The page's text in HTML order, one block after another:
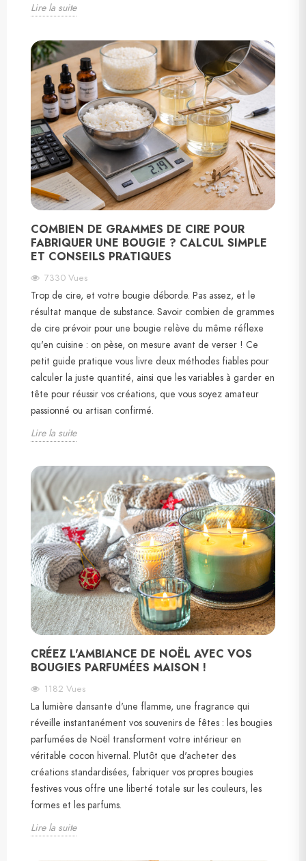
Lire la suite
COMBIEN DE GRAMMES DE CIRE POUR
FABRIQUER UNE BOUGIE ? CALCUL SIMPLE
ET CONSEILS PRATIQUES
7330 Vues
Trop de cire, et votre bougie déborde. Pas assez, et le
résultat manque de substance. Savoir combien de grammes
de cire prévoir pour une bougie relève du même réflexe
qu'en cuisine : on pèse, on mesure avant de verser ! Ce
petit guide pratique vous livre deux méthodes fiables pour
calculer la juste quantité, ainsi que les variables à garder en
tête pour réussir vos créations, que vous soyez amateur
passionné ou artisan confirmé.
Lire la suite
CRÉEZ L'AMBIANCE DE NOËL AVEC VOS
BOUGIES PARFUMÉES MAISON !
1182 Vues
La lumière dansante d'une flamme, une fragrance qui
réveille instantanément vos souvenirs de fêtes : les bougies
parfumées de Noël transforment votre intérieur en
véritable cocon hivernal. Plutôt que d'acheter des
créations standardisées, fabriquer vos propres bougies
festives vous offre une liberté totale sur les couleurs, les
formes et les parfums.
Lire la suite